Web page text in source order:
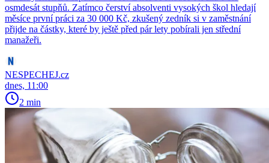
osmdesát stupňů. Zatímco čerství absolventi vysokých škol hledají
měsíce první práci za 30 000 Kč, zkušený zedník si v zaměstnání
přijde na částky, které by ještě před pár lety pobírali jen střední
manažeři.
NESPECHEJ.cz
dnes, 11:00
2 min